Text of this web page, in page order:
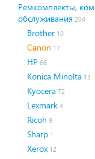
Ремкомплекты,
обслуживания 204
Brother 10
Canon 17
HP 66
Konica Minolta 13
Kyocera 72
Lexmark 4
Ricoh 9
Sharp 1
Xerox 12